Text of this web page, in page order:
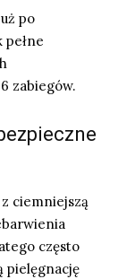
po
pełne
zabiegów.
ciemniejszą
często
pielęgnację